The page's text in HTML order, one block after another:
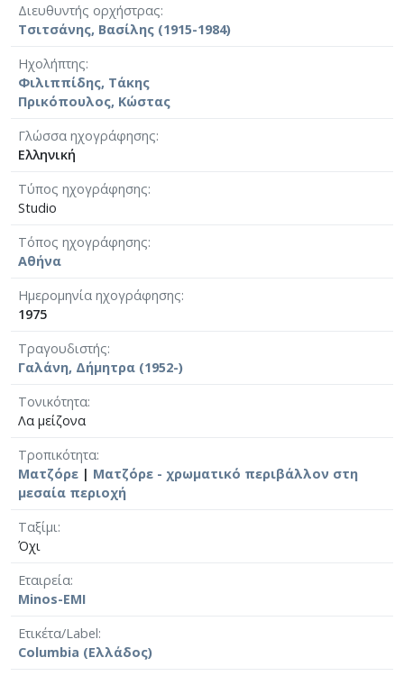
Διευθυντής ορχήστρας
Τσιτσάνης, Βασίλης (1915-1984)
Ηχολήπτης
Φιλιππίδης, Τάκης
Πρικόπουλος, Κώστας
Γλώσσα ηχογράφησης
Ελληνική
Τύπος ηχογράφησης
Studio
Τόπος ηχογράφησης
Αθήνα
Ημερομηνία ηχογράφησης
1975
Τραγουδιστής
Γαλάνη, Δήμητρα (1952-)
Τονικότητα
Λα μείζονα
Τροπικότητα
Ματζόρε | Ματζόρε - χρωματικό περιβάλλον στη
μεσαία περιοχή
Ταξίμι
Όχι
Εταιρεία
Minos-EMI
Ετικέτα/Label
Columbia (Ελλάδος)